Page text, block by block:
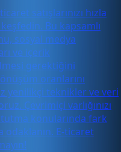
satışlarınızı hızla
Bu kapsamlı
sosyal medya
ve içerik
gerektiğini
oranlarını
yenilikçi teknikler ve veri
Çevrimiçi varlığınızı
konularında fark
E-ticaret